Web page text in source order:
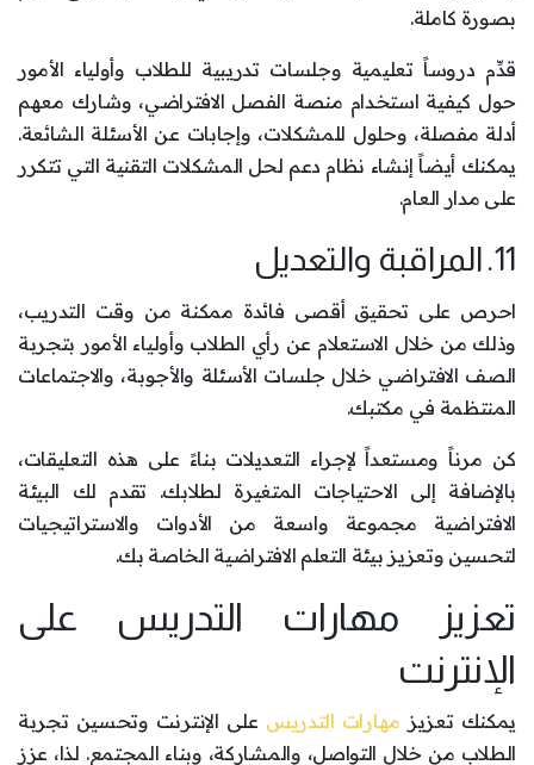
بصورة كاملة.
قدِّم دروساً تعليمية وجلسات تدريبية للطلاب وأولياء الأمور
حول كيفية استخدام منصة الفصل الافتراضي، وشارك معهم
أدلة مفصلة، وحلول للمشكلات، وإجابات عن الأسئلة الشائعة.
يمكنك أيضاً إنشاء نظام دعم لحل المشكلات التقنية التي تتكرر
على مدار العام.
11. المراقبة والتعديل
احرص على تحقيق أقصى فائدة ممكنة من وقت التدريب،
وذلك من خلال الاستعلام عن رأي الطلاب وأولياء الأمور بتجربة
الصف الافتراضي خلال جلسات الأسئلة والأجوبة، والاجتماعات
المنتظمة في مكتبك.
كن مرناً ومستعداً لإجراء التعديلات بناءً على هذه التعليقات،
بالإضافة إلى الاحتياجات المتغيرة لطلابك. تقدم لك البيئة
الافتراضية مجموعة واسعة من الأدوات والاستراتيجيات
لتحسين وتعزيز بيئة التعلم الافتراضية الخاصة بك.
تعزيز مهارات التدريس على
الإنترنت
يمكنك تعزيز مهارات التدريس على الإنترنت وتحسين تجربة
الطلاب من خلال التواصل، والمشاركة، وبناء المجتمع. لذا، عزز